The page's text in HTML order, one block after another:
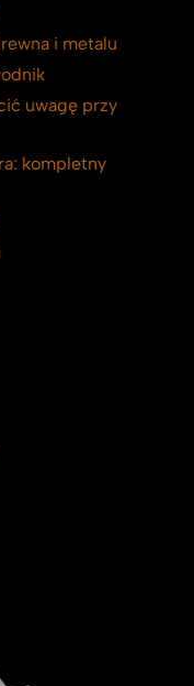
i metalu
uwagę przy
kompletny